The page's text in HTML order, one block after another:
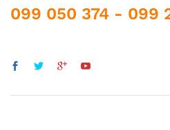
099 050 374 - 099